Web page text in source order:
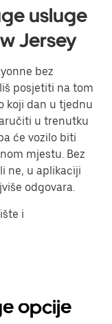
usluge
Jersey
bez
posjetiti na tom
koji dan u tjednu
u trenutku
će vozilo biti
mjestu. Bez
ne, u aplikaciji
odgovara.
i
opcije